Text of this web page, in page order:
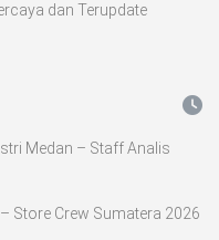
dan Terupdate
Medan – Staff Analis
Store Crew Sumatera 2026